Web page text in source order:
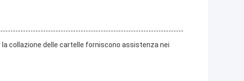
collazione delle cartelle forniscono assistenza nei